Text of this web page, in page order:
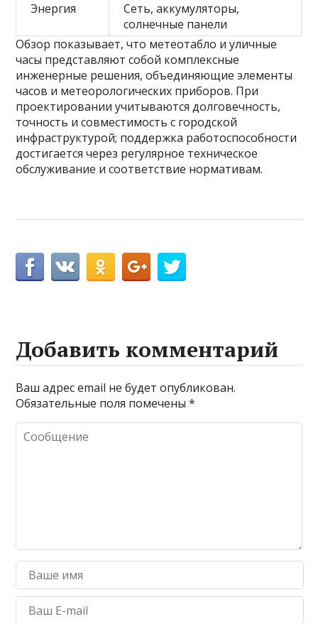
Энергия
Сеть, аккумуляторы,
солнечные панели
Обзор показывает, что метеотабло и уличные
часы представляют собой комплексные
инженерные решения, объединяющие элементы
часов и метеорологических приборов. При
проектировании учитываются долговечность,
точность и совместимость с городской
инфраструктурой; поддержка работоспособности
достигается через регулярное техническое
обслуживание и соответствие нормативам.
Добавить комментарий
Ваш адрес email не будет опубликован.
Обязательные поля помечены*